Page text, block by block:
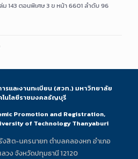
ม 143 ตอนพิเศษ 3 ข หน้า 6601 ลำดับ 96
รและงานทะเบียน (สวท.) มหาวิทยาลัย
โนโลยีราชมงคลธัญบุรี
Promotion and Registration,
of Technology Thanyaburi
งสิต-นครนายก ตำบลคลองหก อำเภอ
วง จังหวัดปทุมธานี 12120